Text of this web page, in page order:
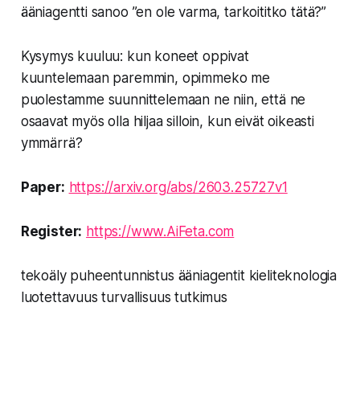
ääniagentti sanoo ”en ole varma, tarkoititko tätä?”
Kysymys kuuluu: kun koneet oppivat
kuuntelemaan paremmin, opimmeko me
puolestamme suunnittelemaan ne niin, että ne
osaavat myös olla hiljaa silloin, kun eivät oikeasti
ymmärrä?
Paper: https://arxiv.org/abs/2603.25727v1
Register: https://www.AiFeta.com
tekoäly puheentunnistus ääniagentit kieliteknologia
luotettavuus turvallisuus tutkimus